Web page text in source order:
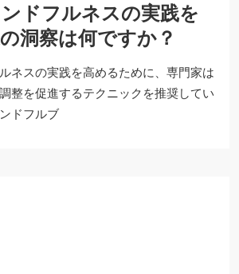
ドフルネスの実践を
洞察は何ですか？
ネスの実践を高めるために、専門家は
整を促進するテクニックを推奨してい
ドフルブ